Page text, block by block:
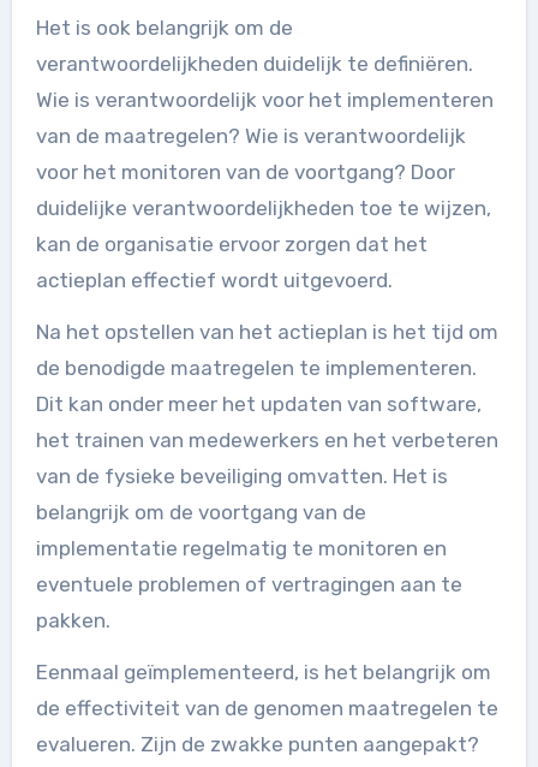
Het is ook belangrijk om de
verantwoordelijkheden duidelijk te definiëren.
Wie is verantwoordelijk voor het implementeren
van de maatregelen? Wie is verantwoordelijk
voor het monitoren van de voortgang? Door
duidelijke verantwoordelijkheden toe te wijzen,
kan de organisatie ervoor zorgen dat het
actieplan effectief wordt uitgevoerd.
Na het opstellen van het actieplan is het tijd om
de benodigde maatregelen te implementeren.
Dit kan onder meer het updaten van software,
het trainen van medewerkers en het verbeteren
van de fysieke beveiliging omvatten. Het is
belangrijk om de voortgang van de
implementatie regelmatig te monitoren en
eventuele problemen of vertragingen aan te
pakken.
Eenmaal geïmplementeerd, is het belangrijk om
de effectiviteit van de genomen maatregelen te
evalueren. Zijn de zwakke punten aangepakt?